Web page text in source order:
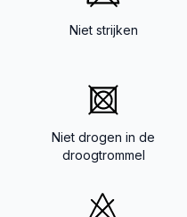
Niet strijken
Niet drogen in de
droogtrommel